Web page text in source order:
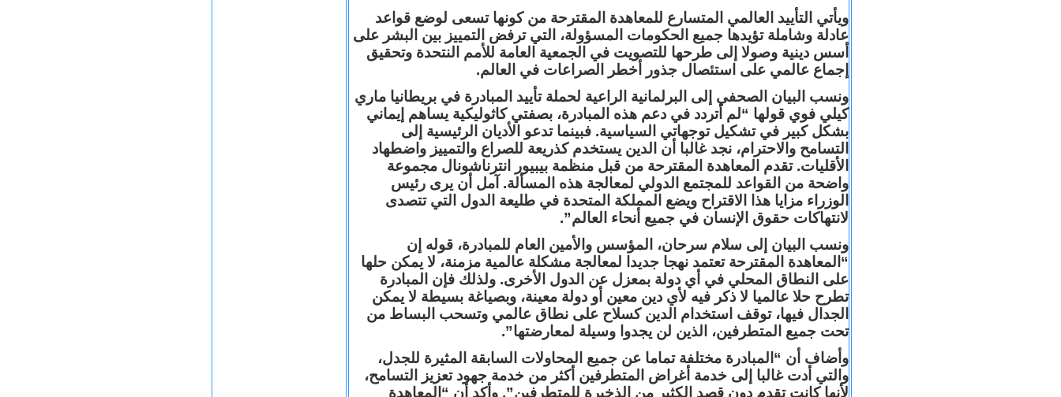
ويأتي التأييد العالمي المتسارع للمعاهدة المقترحة من كونها تسعى لوضع قواعد
عادلة وشاملة تؤيدها جميع الحكومات المسؤولة، التي ترفض التمييز بين البشر على
أسس دينية وصولا إلى طرحها للتصويت في الجمعية العامة للأمم النتحدة وتحقيق
إجماع عالمي على استئصال جذور أخطر الصراعات في العالم.
ونسب البيان الصحفي إلى البرلمانية الراعية لحملة تأييد المبادرة في بريطانيا ماري
كيلي فوي قولها “لم أتردد في دعم هذه المبادرة، بصفتي كاثوليكية يساهم إيماني
بشكل كبير في تشكيل توجهاتي السياسية. فبينما تدعو الأديان الرئيسية إلى
التسامح والاحترام، نجد غالبا أن الدين يستخدم كذريعة للصراع والتمييز واضطهاد
الأقليات. تقدم المعاهدة المقترحة من قبل منظمة بيبيور انترناشونال مجموعة
واضحة من القواعد للمجتمع الدولي لمعالجة هذه المسألة. آمل أن يرى رئيس
الوزراء مزايا هذا الاقتراح ويضع المملكة المتحدة في طليعة الدول التي تتصدى
لانتهاكات حقوق الإنسان في جميع أنحاء العالم”.
ونسب البيان إلى سلام سرحان، المؤسس والأمين العام للمبادرة، قوله إن
“المعاهدة المقترحة تعتمد نهجا جديدا لمعالجة مشكلة عالمية مزمنة، لا يمكن حلها
على النطاق المحلي في أي دولة بمعزل عن الدول الأخرى. ولذلك فإن المبادرة
تطرح حلا عالميا لا ذكر فيه لأي دين معين أو دولة معينة، وبصياغة بسيطة لا يمكن
الجدال فيها، توقف استخدام الدين كسلاح على نطاق عالمي وتسحب البساط من
تحت جميع المتطرفين، الذين لن يجدوا وسيلة لمعارضتها”.
وأضاف أن “المبادرة مختلفة تماما عن جميع المحاولات السابقة المثيرة للجدل،
والتي أدت غالبا إلى خدمة أغراض المتطرفين أكثر من خدمة جهود تعزيز التسامح،
لأنها كانت تقدم دون قصد الكثير من الذخيرة للمتطرفين”. وأكد أن “المعاهدة